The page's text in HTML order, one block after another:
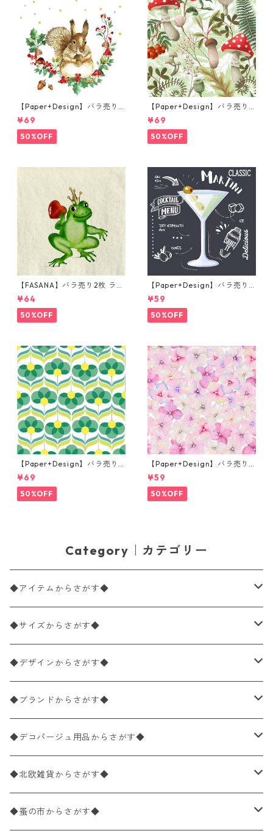
【Paper+Design】バラ売り2
枚 ランチサイズ ペーパーナプ
キン Forest Squirrel ホワイ
ト
¥69
50%OFF
【Paper+Design】バラ売り2
枚 ランチサイズ ペーパーナプ
キン Forest Fungi グリーン
¥69
50%OFF
【FASANA】バラ売り2枚 ラン
チサイズ ペーパーナプキン Fr
og prince ナチュラル
¥64
50%OFF
【Paper+Design】バラ売り2
枚 カクテルサイズ ペーパーナ
プキン Martini ブラック
¥59
50%OFF
【Paper+Design】バラ売り2
枚 ランチサイズ ペーパーナプ
キン Geo Flowers グリーン
¥69
50%OFF
【Paper+Design】バラ売り2
枚 カクテルサイズ ペーパーナ
プキン Small blossoms ピン
ク
¥59
50%OFF
Category｜カテゴリー
◆アイテムからさがす◆
ペーパーナプキン2枚バラ売り
ペーパーナプキン1枚バラ売り
ペーパーナプキン20枚入りパック
ペーパーナプキン10枚入りパック
ライスペーパー
ペーパーリネンナプキン
◆サイズからさがす◆
33×33cm（ランチサイズ）
バラ売り
パック売り
25×25cm（カクテルサイズ）
バラ売り
パック売り
40×40cm（ディナーサイズ）
バラ売り
パック売り
21×21cm（ポケットサイズ）
バラ売り
33cm（ラウンド）
◆デザインからさがす◆
花柄
植物・グリーン柄
動物・鳥・昆虫・蝶柄
海・魚柄
◆ブランドからさがす◆
ドイツ製 IHR/イア
ランチサイズ
カクテルサイズ
ドイツ製 Ambiente/アンビエンテ
ランチサイズ
ドイツ製 Paperproducts Design
◆デコパージュ用品からさがす◆
デコパージュ液
デコパージュ下地
◆北欧雑貨からさがす◆
シリコンモールド
◆蚤の市からさがす◆